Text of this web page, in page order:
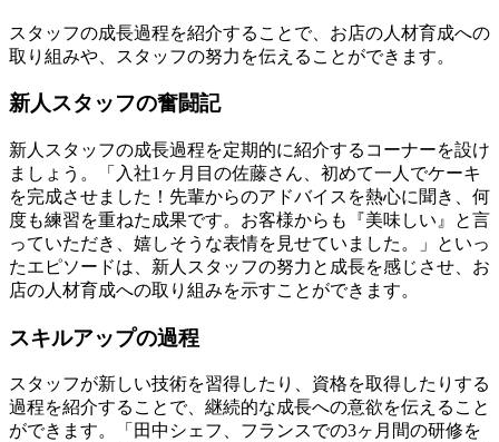
スタッフの成長過程を紹介することで、お店の人材育成への
取り組みや、スタッフの努力を伝えることができます。
新人スタッフの奮闘記
新人スタッフの成長過程を定期的に紹介するコーナーを設け
ましょう。「入社1ヶ月目の佐藤さん、初めて一人でケーキ
を完成させました！先輩からのアドバイスを熱心に聞き、何
度も練習を重ねた成果です。お客様からも『美味しい』と言
っていただき、嬉しそうな表情を見せていました。」といっ
たエピソードは、新人スタッフの努力と成長を感じさせ、お
店の人材育成への取り組みを示すことができます。
スキルアップの過程
スタッフが新しい技術を習得したり、資格を取得したりする
過程を紹介することで、継続的な成長への意欲を伝えること
ができます。「田中シェフ、フランスでの3ヶ月間の研修を